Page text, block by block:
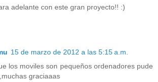
adelante con este gran proyecto!! :)
15 de marzo de 2012 a las 5:15 a.m.
los moviles son pequeños ordenadores pude
graciaaas